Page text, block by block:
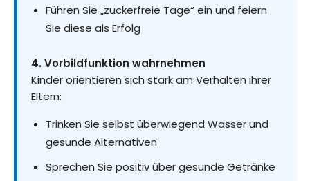
Führen Sie „zuckerfreie Tage“ ein und feiern
Sie diese als Erfolg
4. Vorbildfunktion wahrnehmen
Kinder orientieren sich stark am Verhalten ihrer
Eltern:
Trinken Sie selbst überwiegend Wasser und
gesunde Alternativen
Sprechen Sie positiv über gesunde Getränke